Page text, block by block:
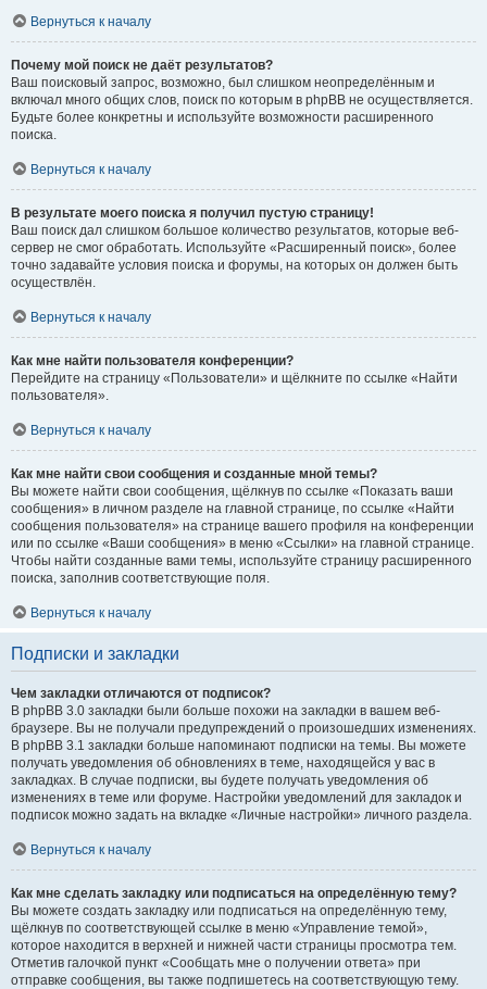
Вернуться к началу
Почему мой поиск не даёт результатов?
Ваш поисковый запрос, возможно, был слишком неопределённым и
включал много общих слов, поиск по которым в phpBB не осуществляется.
Будьте более конкретны и используйте возможности расширенного
поиска.
Вернуться к началу
В результате моего поиска я получил пустую страницу!
Ваш поиск дал слишком большое количество результатов, которые веб-
сервер не смог обработать. Используйте «Расширенный поиск», более
точно задавайте условия поиска и форумы, на которых он должен быть
осуществлён.
Вернуться к началу
Как мне найти пользователя конференции?
Перейдите на страницу «Пользователи» и щёлкните по ссылке «Найти
пользователя».
Вернуться к началу
Как мне найти свои сообщения и созданные мной темы?
Вы можете найти свои сообщения, щёлкнув по ссылке «Показать ваши
сообщения» в личном разделе на главной странице, по ссылке «Найти
сообщения пользователя» на странице вашего профиля на конференции
или по ссылке «Ваши сообщения» в меню «Ссылки» на главной странице.
Чтобы найти созданные вами темы, используйте страницу расширенного
поиска, заполнив соответствующие поля.
Вернуться к началу
Подписки и закладки
Чем закладки отличаются от подписок?
В phpBB 3.0 закладки были больше похожи на закладки в вашем веб-
браузере. Вы не получали предупреждений о произошедших изменениях.
В phpBB 3.1 закладки больше напоминают подписки на темы. Вы можете
получать уведомления об обновлениях в теме, находящейся у вас в
закладках. В случае подписки, вы будете получать уведомления об
изменениях в теме или форуме. Настройки уведомлений для закладок и
подписок можно задать на вкладке «Личные настройки» личного раздела.
Вернуться к началу
Как мне сделать закладку или подписаться на определённую тему?
Вы можете создать закладку или подписаться на определённую тему,
щёлкнув по соответствующей ссылке в меню «Управление темой»,
которое находится в верхней и нижней части страницы просмотра тем.
Отметив галочкой пункт «Сообщать мне о получении ответа» при
отправке сообщения, вы также подпишетесь на соответствующую тему.